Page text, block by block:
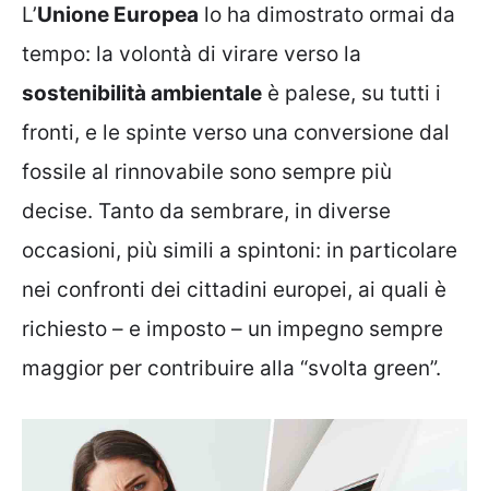
L’Unione Europea lo ha dimostrato ormai da
tempo: la volontà di virare verso la
sostenibilità ambientale è palese, su tutti i
fronti, e le spinte verso una conversione dal
fossile al rinnovabile sono sempre più
decise. Tanto da sembrare, in diverse
occasioni, più simili a spintoni: in particolare
nei confronti dei cittadini europei, ai quali è
richiesto – e imposto – un impegno sempre
maggior per contribuire alla “svolta green”.